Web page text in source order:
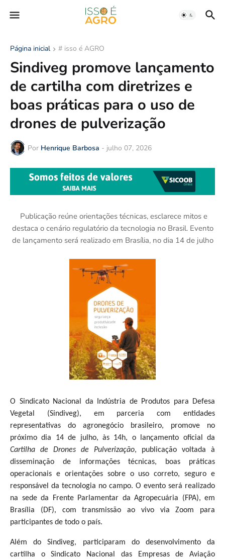
Página inicial # isso é AGRO
Sindiveg promove lançamento
de cartilha com diretrizes e
boas práticas para o uso de
drones de pulverização
Por Henrique Barbosa - julho 07, 2026
Publicação reúne orientações técnicas, esclarece mitos e
destaca o cenário regulatório da tecnologia no Brasil. Evento
de lançamento será realizado em Brasília, no dia 14 de julho
O Sindicato Nacional da Indústria de Produtos para Defesa
Vegetal (Sindiveg), em parceria com entidades
representativas do agronegócio brasileiro, promove no
próximo dia 14 de julho, às 14h, o lançamento oficial da
Cartilha de Drones de Pulverização, publicação voltada à
disseminação de informações técnicas, boas práticas
operacionais e orientações sobre o uso correto, seguro e
responsável da tecnologia no campo. O evento será realizado
na sede da Frente Parlamentar da Agropecuária (FPA), em
Brasília (DF), com transmissão ao vivo via Zoom para
participantes de todo o país.
Além do Sindiveg, participaram do desenvolvimento da
cartilha o Sindicato Nacional das Empresas de Aviação